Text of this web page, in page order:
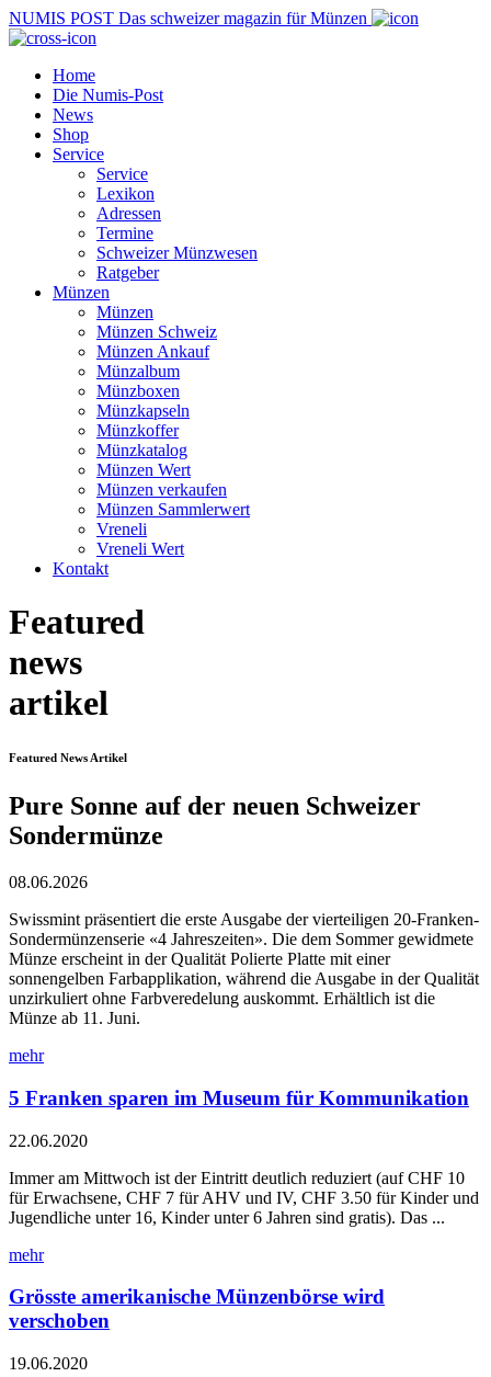
NUMIS POST Das schweizer magazin für Münzen
Home
Die Numis-Post
News
Shop
Service
Service
Lexikon
Adressen
Termine
Schweizer Münzwesen
Ratgeber
Münzen
Münzen
Münzen Schweiz
Münzen Ankauf
Münzalbum
Münzboxen
Münzkapseln
Münzkoffer
Münzkatalog
Münzen Wert
Münzen verkaufen
Münzen Sammlerwert
Vreneli
Vreneli Wert
Kontakt
Featured
news
artikel
Featured News Artikel
Pure Sonne auf der neuen Schweizer
Sondermünze
08.06.2026
Swissmint präsentiert die erste Ausgabe der vierteiligen 20-Franken-
Sondermünzenserie «4 Jahreszeiten». Die dem Sommer gewidmete
Münze erscheint in der Qualität Polierte Platte mit einer
sonnengelben Farbapplikation, während die Ausgabe in der Qualität
unzirkuliert ohne Farbveredelung auskommt. Erhältlich ist die
Münze ab 11. Juni.
mehr
5 Franken sparen im Museum für Kommunikation
22.06.2020
Immer am Mittwoch ist der Eintritt deutlich reduziert (auf CHF 10
für Erwachsene, CHF 7 für AHV und IV, CHF 3.50 für Kinder und
Jugendliche unter 16, Kinder unter 6 Jahren sind gratis). Das ...
mehr
Grösste amerikanische Münzenbörse wird
verschoben
19.06.2020